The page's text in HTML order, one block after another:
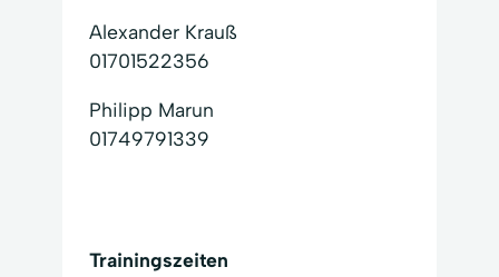
Alexander Krauß
01701522356
Philipp Marun
01749791339
Trainingszeiten